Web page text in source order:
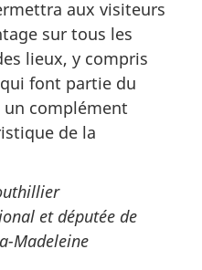
aux visiteurs
sur tous les
lieux, y compris
font partie du
complément
de la
et députée de
Madeleine